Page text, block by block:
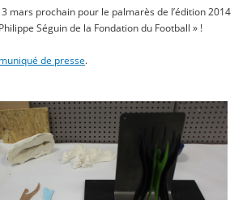
mars prochain pour le palmarès de l’édition 2014
Séguin de la Fondation du Football » !
de presse.